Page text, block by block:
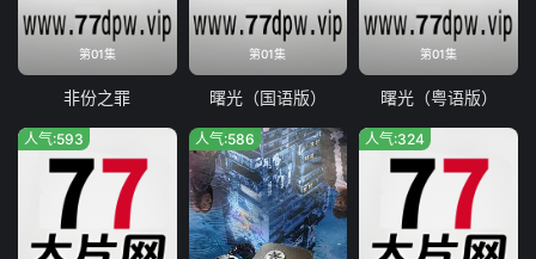
第01集
非份之罪
第01集
曙光（国语版）
第01集
曙光（粤语版）
人气:593 人气:586 人气:324